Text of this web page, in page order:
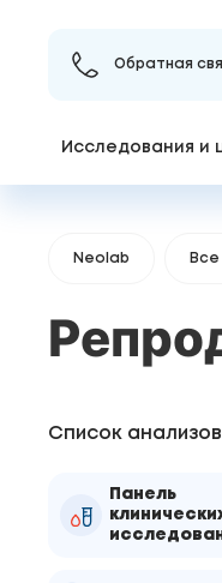
Обратная
Исследования и
Neolab Все
Список анализов
Панель